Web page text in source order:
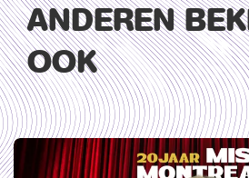
ANDEREN
OOK
Overslaan